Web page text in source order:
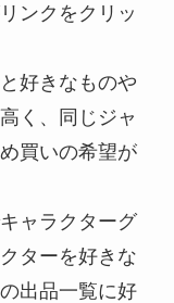
ンクをクリッ
好きなものや
く、同じジャ
買いの希望が
ャラクターグ
ターを好きな
出品一覧に好